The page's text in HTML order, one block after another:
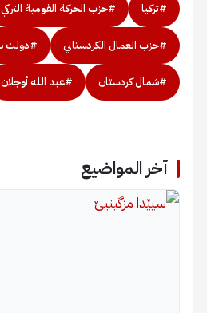
#تركيا #حزب الحركة القومية التركي
#حزب العمال الكردستاني #دولت
#شمال كردستان #عبد الله أوجلان
آخر المواضيع